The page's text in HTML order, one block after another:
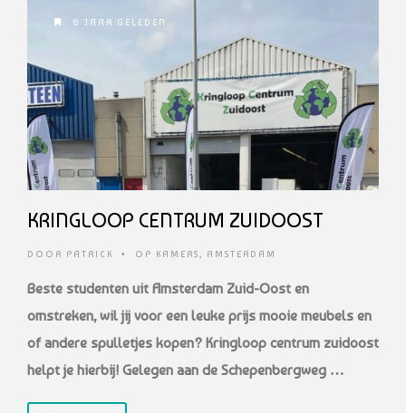
6 JAAR GELEDEN
KRINGLOOP CENTRUM ZUIDOOST
DOOR PATRICK • OP KAMERS, AMSTERDAM
Beste studenten uit Amsterdam Zuid-Oost en
omstreken, wil jij voor een leuke prijs mooie meubels en
of andere spulletjes kopen? Kringloop centrum zuidoost
helpt je hierbij! Gelegen aan de Schepenbergweg …